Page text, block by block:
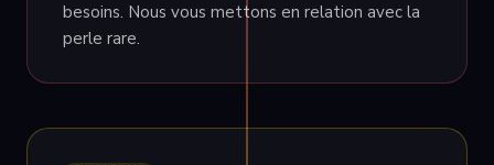
besoins. Nous vous mettons en relation avec la
perle rare.